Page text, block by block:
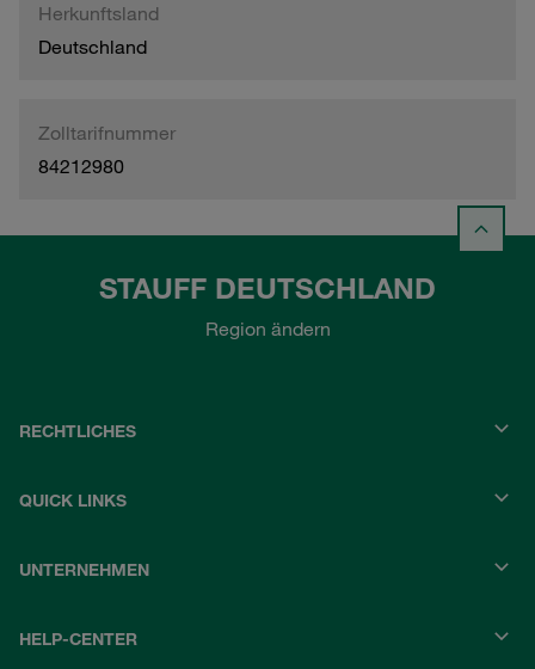
Herkunftsland
Deutschland
Zolltarifnummer
84212980
STAUFF DEUTSCHLAND
Region ändern
RECHTLICHES
QUICK LINKS
UNTERNEHMEN
HELP-CENTER